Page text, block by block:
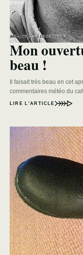
Mon
beau !
Il faisait très beau en cet
commentaires météo du
LIRE L’ARTICLE